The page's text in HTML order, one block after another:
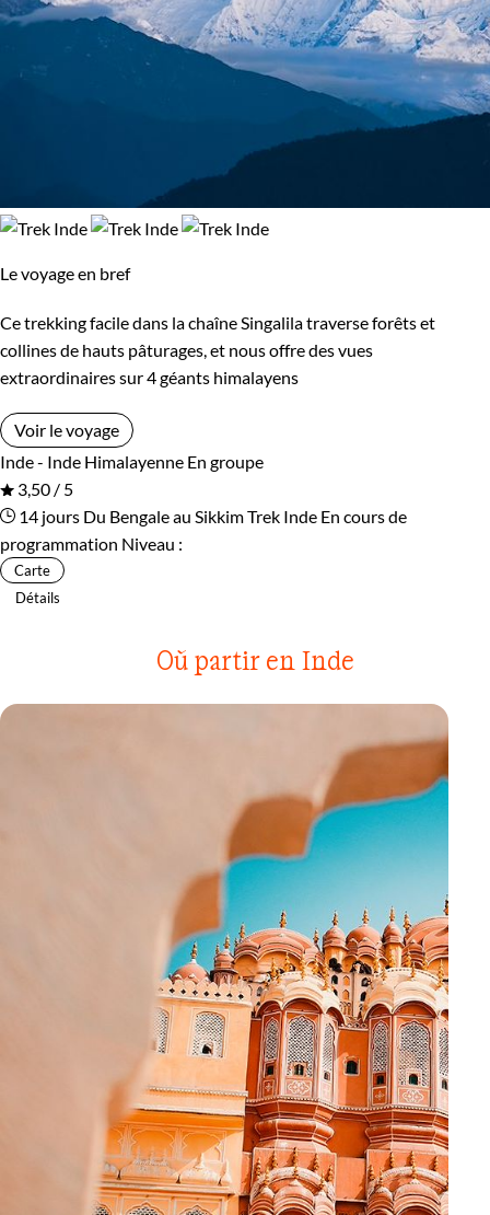
Le voyage en bref
Ce trekking facile dans la chaîne Singalila traverse forêts et
collines de hauts pâturages, et nous offre des vues
extraordinaires sur 4 géants himalayens
Voir le voyage
Inde - Inde Himalayenne En groupe
3,50 / 5
14 jours Du Bengale au SikkimTrek Inde En cours de
programmation Niveau :
Carte
Détails
Où partir en Inde